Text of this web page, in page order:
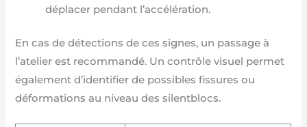
déplacer pendant l’accélération.
En cas de détections de ces signes, un passage à
l’atelier est recommandé. Un contrôle visuel permet
également d’identifier de possibles fissures ou
déformations au niveau des silentblocs.